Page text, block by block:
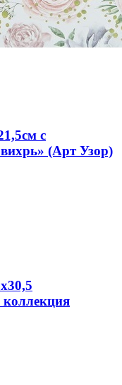
с
(Арт Узор)
коллекция